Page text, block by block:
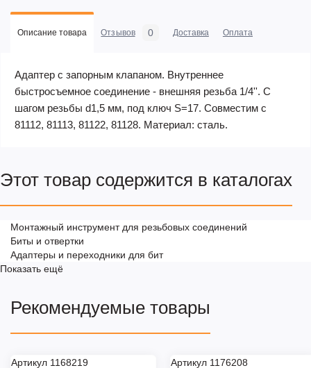
Описание товара Отзывов 0 Доставка Оплата
Адаптер с запорным клапаном. Внутреннее
быстросъемное соединение - внешняя резьба 1/4''. С
шагом резьбы d1,5 мм, под ключ S=17. Совместим с
81112, 81113, 81122, 81128. Материал: сталь.
Этот товар содержится в каталогах
Монтажный инструмент для резьбовых соединений
Биты и отвертки
Адаптеры и переходники для бит
Показать ещё
Рекомендуемые товары
Артикул 1168219 Артикул 1176208